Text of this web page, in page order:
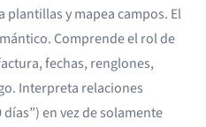
plantillas y mapea campos. El
Comprende el rol de
fechas, renglones,
Interpreta relaciones
días”) en vez de solamente